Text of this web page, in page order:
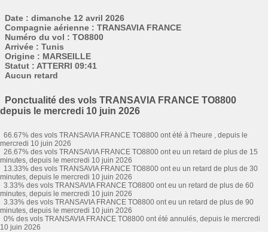
Date : dimanche 12 avril 2026
Compagnie aérienne : TRANSAVIA FRANCE
Numéro du vol : TO8800
Arrivée : Tunis
Origine : MARSEILLE
Statut : ATTERRI 09:41
Aucun retard
Ponctualité des vols TRANSAVIA FRANCE TO8800
depuis le mercredi 10 juin 2026
66.67% des vols TRANSAVIA FRANCE TO8800 ont été à l'heure , depuis le
mercredi 10 juin 2026
26.67% des vols TRANSAVIA FRANCE TO8800 ont eu un retard de plus de 15
minutes, depuis le mercredi 10 juin 2026
13.33% des vols TRANSAVIA FRANCE TO8800 ont eu un retard de plus de 30
minutes, depuis le mercredi 10 juin 2026
3.33% des vols TRANSAVIA FRANCE TO8800 ont eu un retard de plus de 60
minutes, depuis le mercredi 10 juin 2026
3.33% des vols TRANSAVIA FRANCE TO8800 ont eu un retard de plus de 90
minutes, depuis le mercredi 10 juin 2026
0% des vols TRANSAVIA FRANCE TO8800 ont été annulés, depuis le mercredi
10 juin 2026